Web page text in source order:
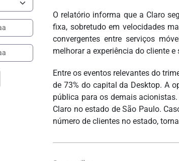
O relatório informa que a Claro
fixa, sobretudo em velocidades
convergentes entre serviços
melhorar a experiência do cliente
Entre os eventos relevantes do
de 73% do capital da Desktop. A
pública para os demais
Claro no estado de São Paulo.
número de clientes no estado,